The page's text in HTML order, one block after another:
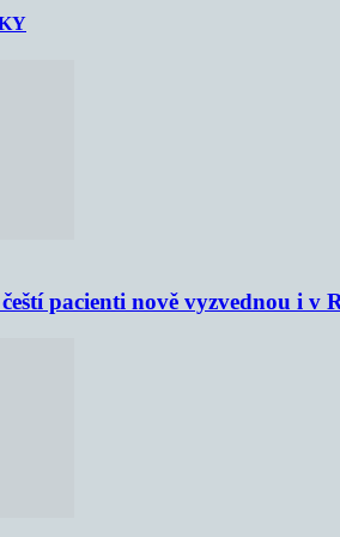
pacienti nově vyzvednou i v